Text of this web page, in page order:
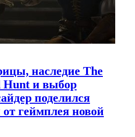
наследие The
и выбор
поделился
геймплея новой